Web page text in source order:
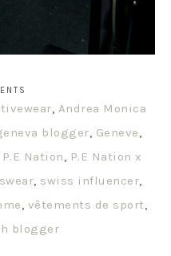
, Andrea Monica
blogger, Geneve,
P.E Nation, P.E Nation x
, swiss influencer,
, vêtements de sport,
blogger